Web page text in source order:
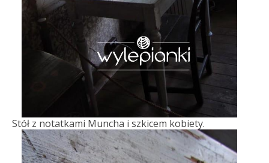
Stół z notatkami Muncha i szkicem kobiety.